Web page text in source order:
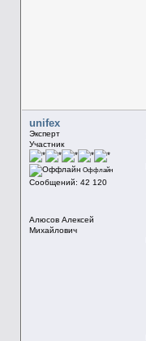
unifex
Эксперт
Участник
Оффлайн
Сообщений: 42 120
Алюсов Алексей
Михайлович